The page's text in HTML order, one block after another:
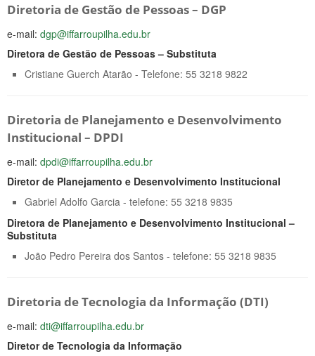
Diretoria de Gestão de Pessoas – DGP
e-mail: dgp@iffarroupilha.edu.br
Diretora de Gestão de Pessoas – Substituta
Cristiane Guerch Atarão - Telefone: 55 3218 9822
Diretoria de Planejamento e Desenvolvimento
Institucional – DPDI
e-mail: dpdi@iffarroupilha.edu.br
Diretor de Planejamento e Desenvolvimento Institucional
Gabriel Adolfo Garcia - telefone: 55 3218 9835
Diretora de Planejamento e Desenvolvimento Institucional –
Substituta
João Pedro Pereira dos Santos - telefone: 55 3218 9835
Diretoria de Tecnologia da Informação (DTI)
e-mail: dti@iffarroupilha.edu.br
Diretor de Tecnologia da Informação